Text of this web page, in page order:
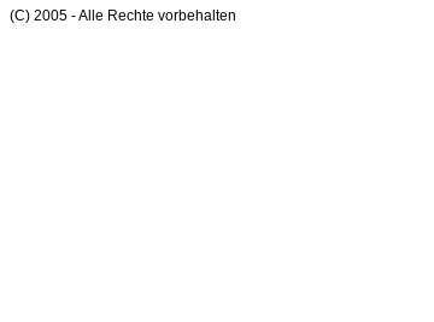
(C) 2005 - Alle Rechte vorbehalten